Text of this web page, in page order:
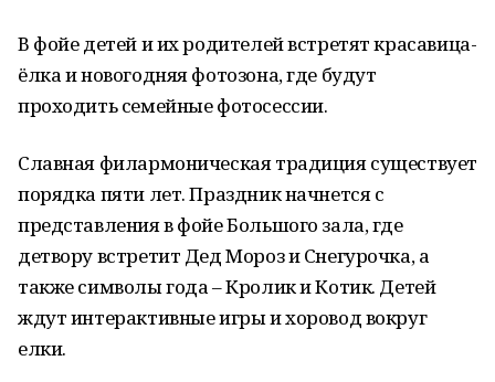
В фойе детей и их родителей встретят красавица-
ёлка и новогодняя фотозона, где будут
проходить семейные фотосессии.
Славная филармоническая традиция существует
порядка пяти лет. Праздник начнется с
представления в фойе Большого зала, где
детвору встретит Дед Мороз и Снегурочка, а
также символы года – Кролик и Котик. Детей
ждут интерактивные игры и хоровод вокруг
елки.